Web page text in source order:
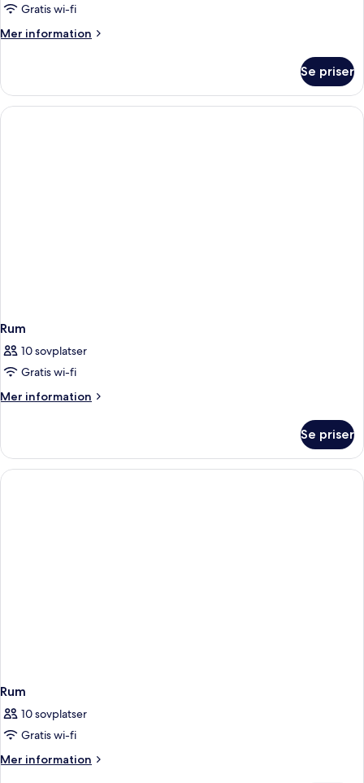
Gratis wi-fi
Mer information
Mer
Se priser
Rum
10 sovplatser
Gratis wi-fi
Mer information
Mer
Se priser
Rum
10 sovplatser
Gratis wi-fi
Mer information
Mer